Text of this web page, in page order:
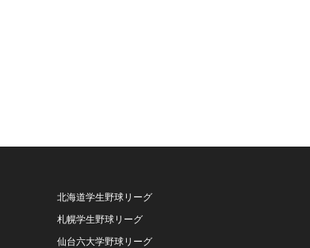
北海道学生野球リーグ
札幌学生野球リーグ
仙台六大学野球リーグ